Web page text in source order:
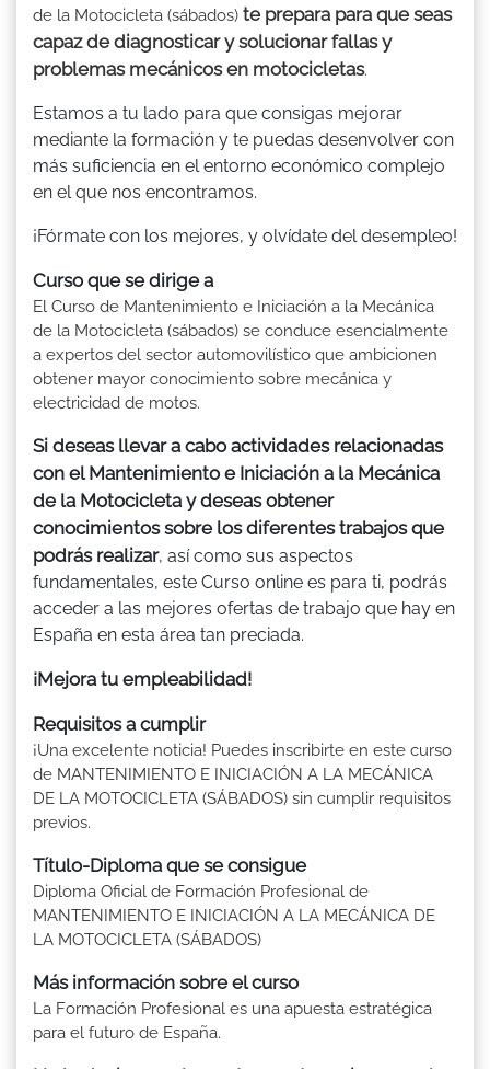
de la Motocicleta (sábados) te prepara para que seas
capaz de diagnosticar y solucionar fallas y
problemas mecánicos en motocicletas.
Estamos a tu lado para que consigas mejorar
mediante la formación y te puedas desenvolver con
más suficiencia en el entorno económico complejo
en el que nos encontramos.
¡Fórmate con los mejores, y olvídate del desempleo!
Curso que se dirige a
El Curso de Mantenimiento e Iniciación a la Mecánica
de la Motocicleta (sábados) se conduce esencialmente
a expertos del sector automovilístico que ambicionen
obtener mayor conocimiento sobre mecánica y
electricidad de motos.
Si deseas llevar a cabo actividades relacionadas
con el Mantenimiento e Iniciación a la Mecánica
de la Motocicleta y deseas obtener
conocimientos sobre los diferentes trabajos que
podrás realizar, así como sus aspectos
fundamentales, este Curso online es para ti, podrás
acceder a las mejores ofertas de trabajo que hay en
España en esta área tan preciada.
¡Mejora tu empleabilidad!
Requisitos a cumplir
¡Una excelente noticia! Puedes inscribirte en este curso
de MANTENIMIENTO E INICIACIÓN A LA MECÁNICA
DE LA MOTOCICLETA (SÁBADOS) sin cumplir requisitos
previos.
Título-Diploma que se consigue
Diploma Oficial de Formación Profesional de
MANTENIMIENTO E INICIACIÓN A LA MECÁNICA DE
LA MOTOCICLETA (SÁBADOS)
Más información sobre el curso
La Formación Profesional es una apuesta estratégica
para el futuro de España.